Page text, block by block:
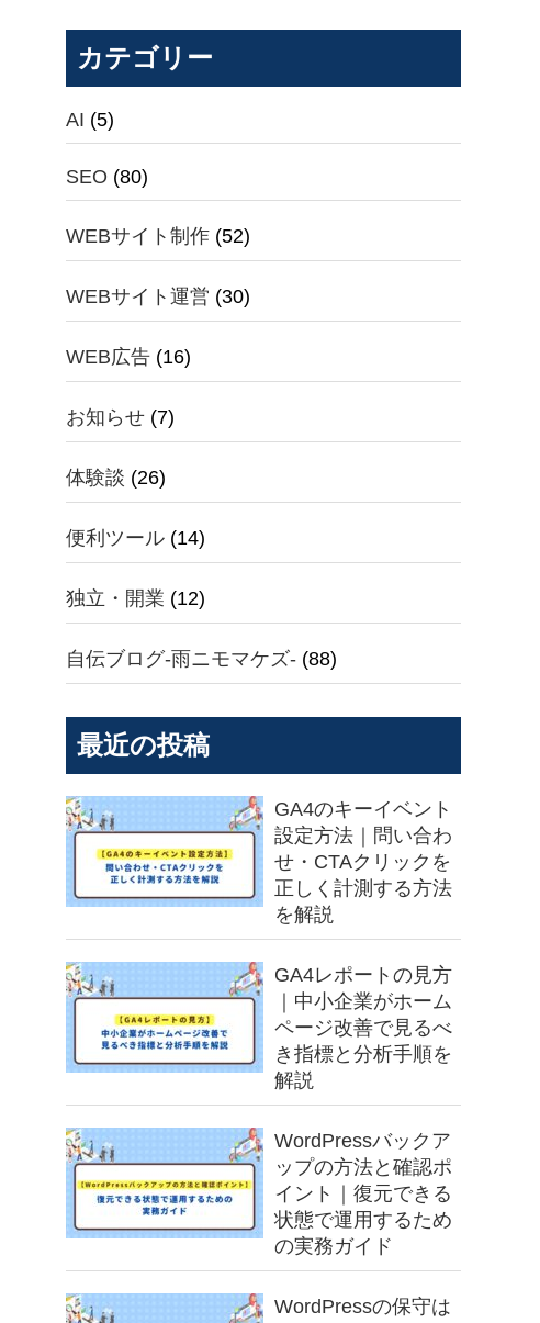
カテゴリー
AI (5)
SEO (80)
WEBサイト制作 (52)
WEBサイト運営 (30)
WEB広告 (16)
お知らせ (7)
体験談 (26)
便利ツール (14)
独立・開業 (12)
自伝ブログ-雨ニモマケズ- (88)
最近の投稿
GA4のキーイベント
設定方法｜問い合わ
せ・CTAクリックを
正しく計測する方法
を解説
GA4レポートの見方
｜中小企業がホーム
ページ改善で見るべ
き指標と分析手順を
解説
WordPressバックア
ップの方法と確認ポ
イント｜復元できる
状態で運用するため
の実務ガイド
WordPressの保守は